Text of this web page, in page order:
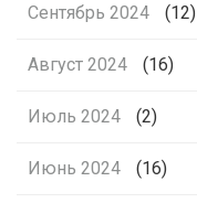
Сентябрь 2024 (12)
Август 2024 (16)
Июль 2024 (2)
Июнь 2024 (16)